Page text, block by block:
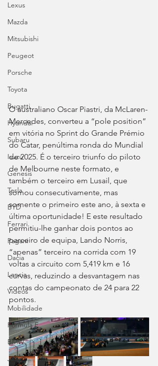
Lexus
Mazda
Mitsubishi
Peugeot
Porsche
Toyota
Bugatti
Hyundai
Subaru
Isuzu
Genesis
Tesla
BYD
Ferrari
Pagani
Dacia
Lancia
Videos
Mobilidade
Fórmula E
BMW
Jeep
O australiano Oscar Piastri, da McLaren-
Mercedes, converteu a “pole position”
em vitória no Sprint do Grande Prémio
do Catar, penúltima ronda do Mundial
de 2025. É o terceiro triunfo do piloto
de Melbourne neste formato, e
também o terceiro em Lusail, que
somou consecutivamente, mas
somente o primeiro este ano, à sexta e
última oportunidade! E este resultado
permitiu-lhe ganhar dois pontos ao
parceiro de equipa, Lando Norris,
“apenas” terceiro na corrida com 19
voltas a circuito com 5,419 km e 16
curvas, reduzindo a desvantagem nas
contas do campeonato de 24 para 22
pontos.